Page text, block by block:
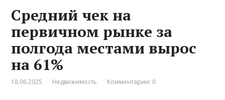
Средний чек на
первичном рынке за
полгода местами вырос
на 61%
18.06.2025 Недвижимость Комментарии: 0